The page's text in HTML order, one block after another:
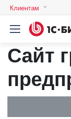
Клиентам
Сайт